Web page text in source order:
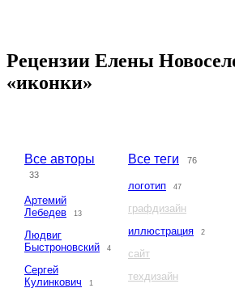
Рецензии Елены
«иконки»
Все авторы
33
Артемий
Лебедев
13
Людвиг
Быстроновский
4
Сергей
Кулинкович
1
Все теги 76
логотип 47
графдизайн
иллюстрация
2
сайт
техдизайн